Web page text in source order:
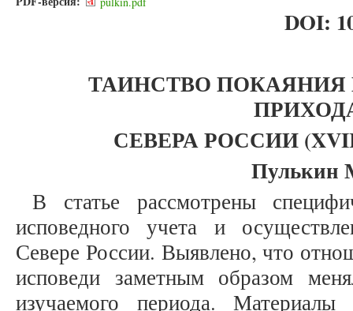
DOI:
ТАИНСТВО
СЕВЕРА РОССИИ (
Пулькин
В статье рассмотрены
исповедного учета и
Севере России. Выявлено, что
исповеди заметным образом
изучаемого периода.